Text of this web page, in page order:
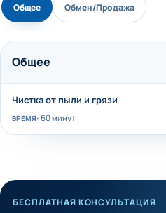
Общее Обмен/Продажа
Общее
Чистка от пыли и грязи
60 минут
БЕСПЛАТНАЯ КОНСУЛЬТАЦИЯ